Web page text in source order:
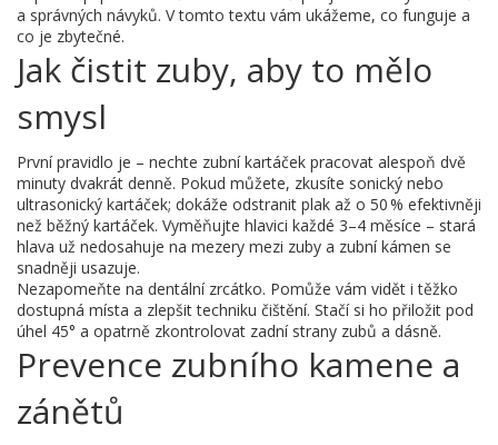
a správných návyků. V tomto textu vám ukážeme, co funguje a
co je zbytečné.
Jak čistit zuby, aby to mělo
smysl
První pravidlo je – nechte zubní kartáček pracovat alespoň dvě
minuty dvakrát denně. Pokud můžete, zkusíte sonický nebo
ultrasonický kartáček; dokáže odstranit plak až o 50 % efektivněji
než běžný kartáček. Vyměňujte hlavici každé 3–4 měsíce – stará
hlava už nedosahuje na mezery mezi zuby a zubní kámen se
snadněji usazuje.
Nezapomeňte na dentální zrcátko. Pomůže vám vidět i těžko
dostupná místa a zlepšit techniku čištění. Stačí si ho přiložit pod
úhel 45° a opatrně zkontrolovat zadní strany zubů a dásně.
Prevence zubního kamene a
zánětů